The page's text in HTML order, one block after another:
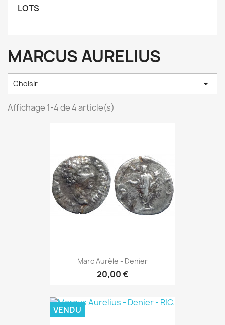
LOTS
MARCUS AURELIUS
Choisir 
Affichage 1-4 de 4 article(s)
Marc Aurèle - Denier
20,00 €
VENDU